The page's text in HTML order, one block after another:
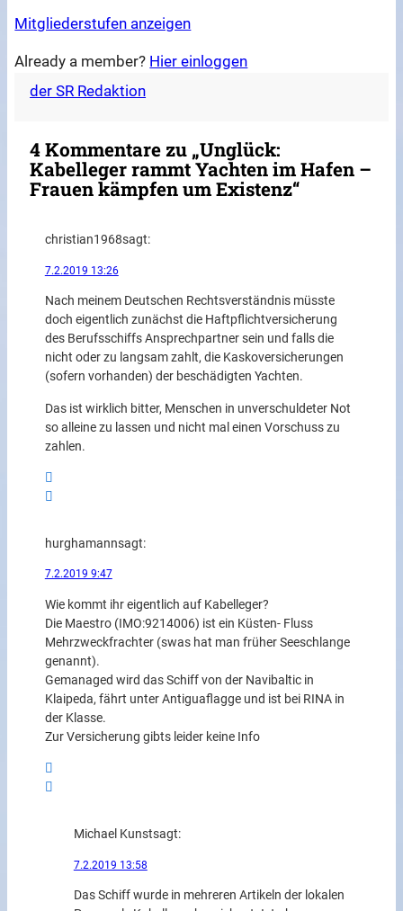
Mitgliederstufen anzeigen
Already a member? Hier einloggen
der SR Redaktion
4 Kommentare zu „Unglück:
Kabelleger rammt Yachten im Hafen –
Frauen kämpfen um Existenz“
christian1968sagt:
7.2.2019 13:26
Nach meinem Deutschen Rechtsverständnis müsste
doch eigentlich zunächst die Haftpflichtversicherung
des Berufsschiffs Ansprechpartner sein und falls die
nicht oder zu langsam zahlt, die Kaskoversicherungen
(sofern vorhanden) der beschädigten Yachten.
Das ist wirklich bitter, Menschen in unverschuldeter Not
so alleine zu lassen und nicht mal einen Vorschuss zu
zahlen.
hurghamannsagt:
7.2.2019 9:47
Wie kommt ihr eigentlich auf Kabelleger?
Die Maestro (IMO:9214006) ist ein Küsten- Fluss
Mehrzweckfrachter (swas hat man früher Seeschlange
genannt).
Gemanaged wird das Schiff von der Navibaltic in
Klaipeda, fährt unter Antiguaflagge und ist bei RINA in
der Klasse.
Zur Versicherung gibts leider keine Info
Michael Kunstsagt:
7.2.2019 13:58
Das Schiff wurde in mehreren Artikeln der lokalen